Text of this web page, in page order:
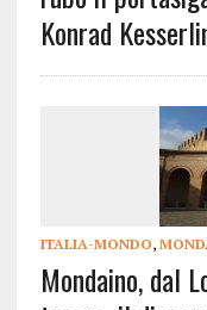
Konrad
ITALIA-MONDO,
Mondaino, dal